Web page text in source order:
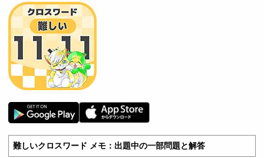
難しいクロスワード メモ：出題中の一部問題と解答